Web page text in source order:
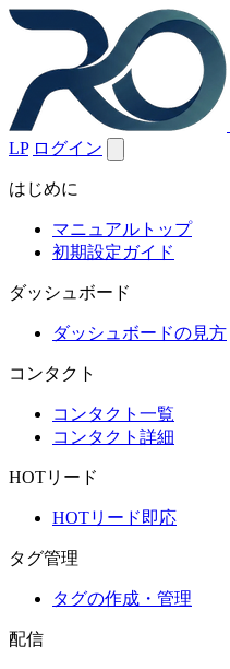
LP ログイン
はじめに
マニュアルトップ
初期設定ガイド
ダッシュボード
ダッシュボードの見方
コンタクト
コンタクト一覧
コンタクト詳細
HOTリード
HOTリード即応
タグ管理
タグの作成・管理
配信